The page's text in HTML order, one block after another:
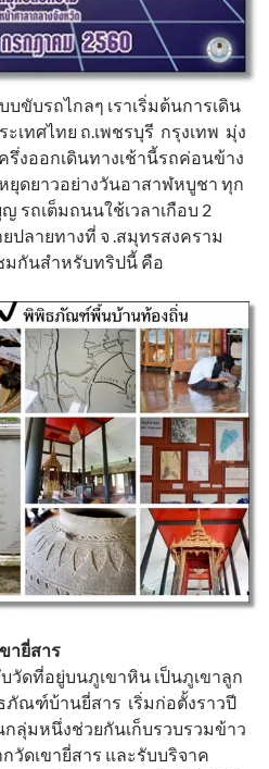
ขับรถไกลๆ เราเริ่มต้นการเดิน
เทศไทย ถ.เพชรบุรี กรุงเทพ มุ่ง
งออกเดินทางเช้านี้รถค่อนข้าง
ยุดยาวอย่างวันอาสาฬหบูชา ทุก
รถเต็มถนนใช้เวลาเกือบ 2
ปลายทางที่ จ .สมุทรสงคราม
มกันสำหรับทริปนี้ คือ
ายี่สาร
วัดที่อยู่บนภูเขาหิน เป็นภูเขาลูก
ภัณฑ์บ้านยี่สาร เริ่มก่อตั้งราวปี
กลุ่มหนึ่งช่วยกันเก็บรวบรวมข้าว
วัดเขายี่สาร และรับบริจาค